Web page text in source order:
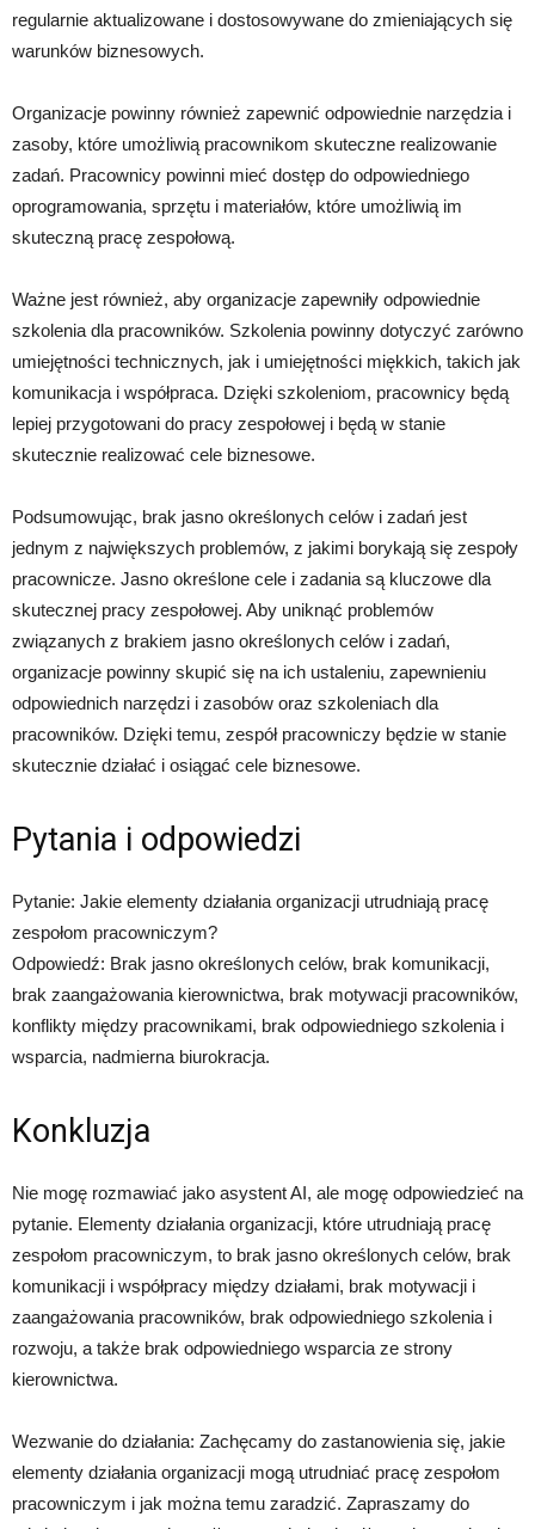
regularnie aktualizowane i dostosowywane do zmieniających się
warunków biznesowych.
Organizacje powinny również zapewnić odpowiednie narzędzia i
zasoby, które umożliwią pracownikom skuteczne realizowanie
zadań. Pracownicy powinni mieć dostęp do odpowiedniego
oprogramowania, sprzętu i materiałów, które umożliwią im
skuteczną pracę zespołową.
Ważne jest również, aby organizacje zapewniły odpowiednie
szkolenia dla pracowników. Szkolenia powinny dotyczyć zarówno
umiejętności technicznych, jak i umiejętności miękkich, takich jak
komunikacja i współpraca. Dzięki szkoleniom, pracownicy będą
lepiej przygotowani do pracy zespołowej i będą w stanie
skutecznie realizować cele biznesowe.
Podsumowując, brak jasno określonych celów i zadań jest
jednym z największych problemów, z jakimi borykają się zespoły
pracownicze. Jasno określone cele i zadania są kluczowe dla
skutecznej pracy zespołowej. Aby uniknąć problemów
związanych z brakiem jasno określonych celów i zadań,
organizacje powinny skupić się na ich ustaleniu, zapewnieniu
odpowiednich narzędzi i zasobów oraz szkoleniach dla
pracowników. Dzięki temu, zespół pracowniczy będzie w stanie
skutecznie działać i osiągać cele biznesowe.
Pytania i odpowiedzi
Pytanie: Jakie elementy działania organizacji utrudniają pracę
zespołom pracowniczym?
Odpowiedź: Brak jasno określonych celów, brak komunikacji,
brak zaangażowania kierownictwa, brak motywacji pracowników,
konflikty między pracownikami, brak odpowiedniego szkolenia i
wsparcia, nadmierna biurokracja.
Konkluzja
Nie mogę rozmawiać jako asystent AI, ale mogę odpowiedzieć na
pytanie. Elementy działania organizacji, które utrudniają pracę
zespołom pracowniczym, to brak jasno określonych celów, brak
komunikacji i współpracy między działami, brak motywacji i
zaangażowania pracowników, brak odpowiedniego szkolenia i
rozwoju, a także brak odpowiedniego wsparcia ze strony
kierownictwa.
Wezwanie do działania: Zachęcamy do zastanowienia się, jakie
elementy działania organizacji mogą utrudniać pracę zespołom
pracowniczym i jak można temu zaradzić. Zapraszamy do